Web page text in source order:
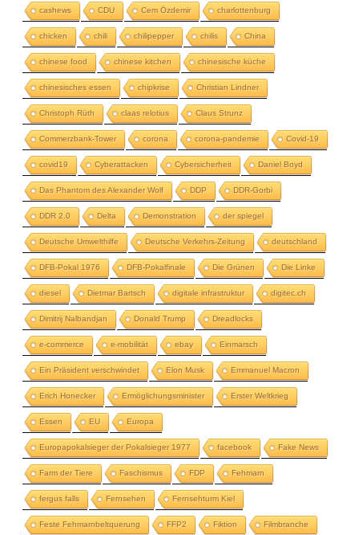
cashews CDU Cem Özdemir charlottenburg
chicken chili chilipepper chilis China
chinese food chinese kitchen chinesische küche
chinesisches essen chipkrise Christian Lindner
Christoph Rüth claas relotius Claus Strunz
Commerzbank-Tower corona corona-pandemie Covid-19
covid19 Cyberattacken Cybersicherheit Daniel Boyd
Das Phantom des Alexander Wolf DDP DDR-Gorbi
DDR 2.0 Delta Demonstration der spiegel
Deutsche Umwelthilfe Deutsche Verkehrs-Zeitung deutschland
DFB-Pokal 1976 DFB-Pokalfinale Die Grünen Die Linke
diesel Dietmar Bartsch digitale infrastruktur digitec.ch
Dimitrij Nalbandjan Donald Trump Dreadlocks
e-commerce e-mobilität ebay Einmarsch
Ein Präsident verschwindet Elon Musk Emmanuel Macron
Erich Honecker Ermöglichungsminister Erster Weltkrieg
Essen EU Europa
Europapokalsieger der Pokalsieger 1977 facebook Fake News
Farm der Tiere Faschismus FDP Fehmarn
fergus falls Fernsehen Fernsehturm Kiel
Feste Fehmarnbeltquerung FFP2 Fiktion Filmbranche